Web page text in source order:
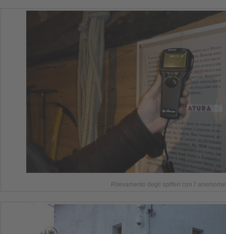
Rilevamento degli spifferi con l'